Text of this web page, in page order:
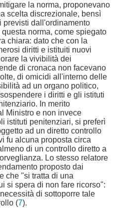
la norma, proponevano
scelta discrezionale, bensì
previsti dall'ordinamento
norma, come spiegato
chiara: dato che con la
diritti e istituiti nuovi
la vivibilità dei
di cronaca non facevano
di omicidi all'interno delle
ad un organo politico,
i diritti e gli istituti
In merito
Ministro e non invece
istituti penitenziari, si preferì
ad un diretto controllo
fu alcuna proposta circa
di un controllo diretto a
Lo stesso relatore
proposto dai
che "si tratta di una
si spera di non fare ricorso":
di sottoporre tale
(7).